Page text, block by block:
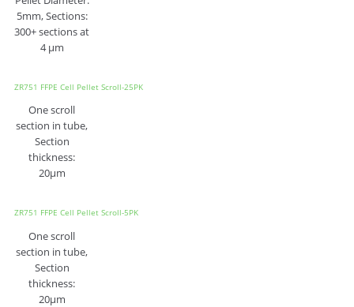
5mm, Sections:
300+ sections at
4 µm
ZR751 FFPE Cell Pellet Scroll-25PK
One scroll
section in tube,
Section
thickness:
20μm
ZR751 FFPE Cell Pellet Scroll-5PK
One scroll
section in tube,
Section
thickness:
20μm